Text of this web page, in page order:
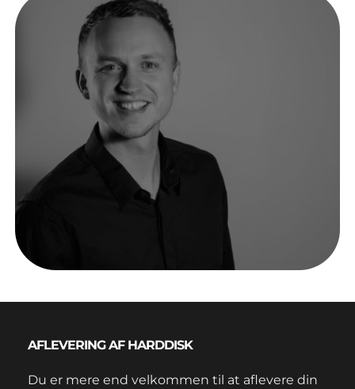
AFLEVERING AF HARDDISK
Du er mere end velkommen til at aflevere din